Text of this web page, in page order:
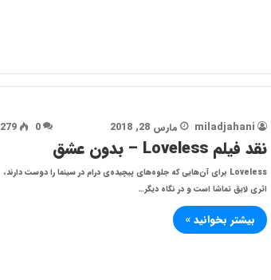
miladjahani مارس 28, 2018 0
279
نقد فیلم Loveless – بدون عشق
Loveless برای آن‌هایی که جلوه‌های پیچیده‌ی درام در سینما را دوست دارند،
اثری لایق تماشا است و در نگاه دیگر…
بیشتر بخوانید »